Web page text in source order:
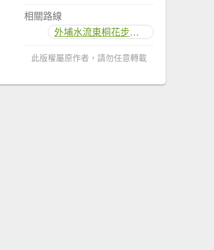
相關路線
外埔水流東桐花步道(永豐里桐花步道)
此版權屬原作者，請勿任意轉載